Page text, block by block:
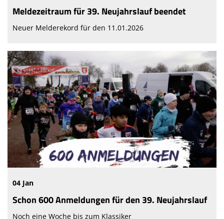
Meldezeitraum für 39. Neujahrslauf beendet
Neuer Melderekord für den 11.01.2026
04 Jan
Schon 600 Anmeldungen für den 39. Neujahrslauf
Noch eine Woche bis zum Klassiker